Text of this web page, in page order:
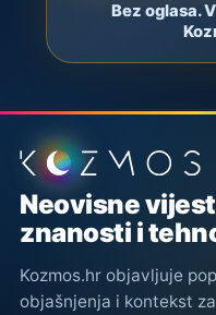
Bez oglasa.
Podnožje stranice
Neovisne
znanosti i
Kozmos.hr objavljuje
objašnjenja i kontekst